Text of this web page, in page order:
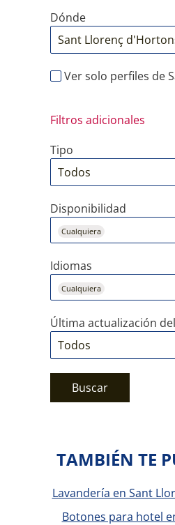
Dónde
Ver solo perfiles de
Filtros adicionales
Tipo
Disponibilidad
Cualquiera
Idiomas
Cualquiera
Última actualización
Buscar
TAMBIÉN TE
Lavandería en Sant
Botones para hotel